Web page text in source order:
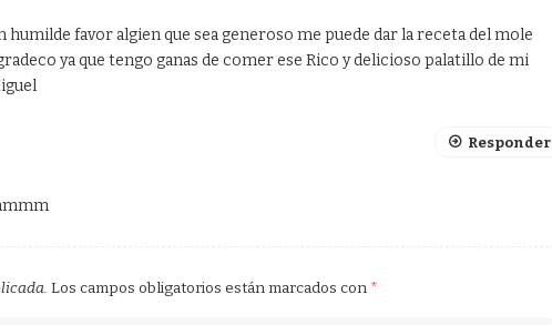
humilde favor algien que sea generoso me puede dar la receta del mole
ya que tengo ganas de comer ese Rico y delicioso palatillo de mi
Responder
Los campos obligatorios están marcados con *